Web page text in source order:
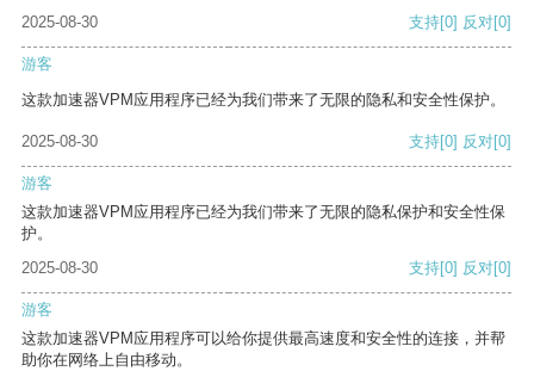
2025-08-30 支持[0] 反对[0]
游客
这款加速器VPM应用程序已经为我们带来了无限的隐私和安全性保护。
2025-08-30 支持[0] 反对[0]
游客
这款加速器VPM应用程序已经为我们带来了无限的隐私保护和安全性保
护。
2025-08-30
支持[0] 反对[0]
游客
这款加速器VPM应用程序可以给你提供最高速度和安全性的连接，并帮
助你在网络上自由移动。